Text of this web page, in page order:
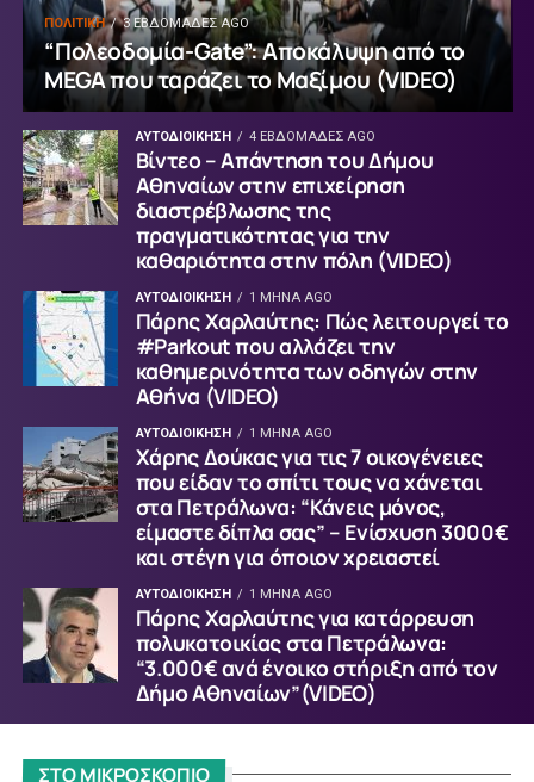
ΠΟΛΙΤΙΚΗ 3 ΕΒΔΟΜΆΔΕΣ AGO
“Πολεοδομία-Gate”: Αποκάλυψη από το
MEGA που ταράζει το Μαξίμου (VIDEO)
ΑΥΤΟΔΙΟΙΚΗΣΗ 4 ΕΒΔΟΜΆΔΕΣ AGO
Βίντεο – Απάντηση του Δήμου
Αθηναίων στην επιχείρηση
διαστρέβλωσης της
πραγματικότητας για την
καθαριότητα στην πόλη (VIDEO)
ΑΥΤΟΔΙΟΙΚΗΣΗ 1 ΜΉΝΑ AGO
Πάρης Χαρλαύτης: Πώς λειτουργεί το
#Parkout που αλλάζει την
καθημερινότητα των οδηγών στην
Αθήνα (VIDEO)
ΑΥΤΟΔΙΟΙΚΗΣΗ 1 ΜΉΝΑ AGO
Χάρης Δούκας για τις 7 οικογένειες
που είδαν το σπίτι τους να χάνεται
στα Πετράλωνα: “Κάνεις μόνος,
είμαστε δίπλα σας” – Ενίσχυση 3000€
και στέγη για όποιον χρειαστεί
ΑΥΤΟΔΙΟΙΚΗΣΗ 1 ΜΉΝΑ AGO
Πάρης Χαρλαύτης για κατάρρευση
πολυκατοικίας στα Πετράλωνα:
“3.000€ ανά ένοικο στήριξη από τον
Δήμο Αθηναίων”(VIDEO)
ΣΤΟ ΜΙΚΡΟΣΚΟΠΙΟ